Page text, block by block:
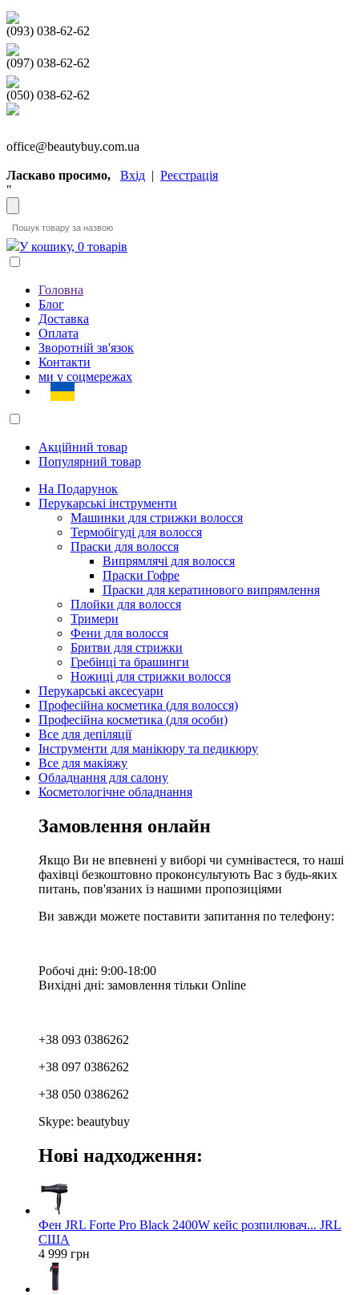
(093) 038-62-62
(097) 038-62-62
(050) 038-62-62
office@beautybuy.com.ua
Ласкаво просимо, Вхід | Реєстрація
"
У кошику, 0 товарів
Головна
Блог
Доставка
Оплата
Зворотній зв'язок
Контакти
ми у соцмережах
Акційний товар
Популярний товар
На Подарунок
Перукарські інструменти
Машинки для стрижки волосся
Термобігуді для волосся
Праски для волосся
Випрямлячі для волосся
Праски Гофре
Праски для кератинового випрямлення
Плойки для волосся
Тримери
Фени для волосся
Бритви для стрижки
Гребінці та брашинги
Ножиці для стрижки волосся
Перукарські аксесуари
Професійна косметика (для волосся)
Професійна косметика (для особи)
Все для депіляції
Інструменти для манікюру та педикюру
Все для макіяжу
Обладнання для салону
Косметологічне обладнання
Замовлення онлайн
Якщо Ви не впевнені у виборі чи сумніваєтеся, то наші
фахівці безкоштовно проконсультують Вас з будь-яких
питань, пов'язаних із нашими пропозиціями
Ви завжди можете поставити запитання по телефону:
Робочі дні: 9:00-18:00
Вихідні дні: замовлення тільки Online
+38 093 0386262
+38 097 0386262
+38 050 0386262
Skype: beautybuy
Нові надходження:
Фен JRL Forte Pro Black 2400W кейс розпилювач... JRL
США
4 999 грн